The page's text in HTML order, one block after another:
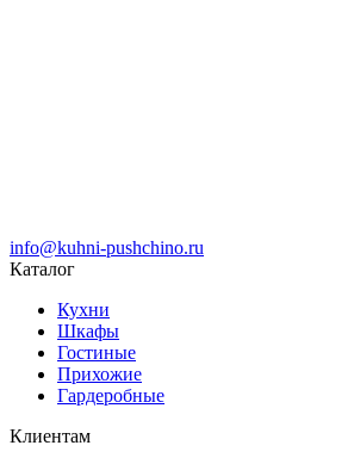
info@kuhni-pushchino.ru
Каталог
Кухни
Шкафы
Гостиные
Прихожие
Гардеробные
Клиентам